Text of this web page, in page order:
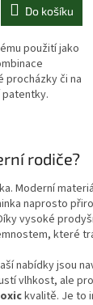
Do košíku
použití jako
procházky či na
rodiče?
Moderní
naprosto
vysoké
které
nabídky jsou
vlhkost, ale
kvalitě. Je to